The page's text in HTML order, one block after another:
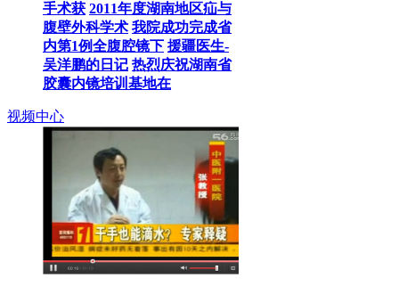
手术获 2011年度湖南地区疝与
腹壁外科学术 我院成功完成省
内第1例全腹腔镜下 援疆医生-
吴洋鹏的日记 热烈庆祝湖南省
胶囊内镜培训基地在
视频中心